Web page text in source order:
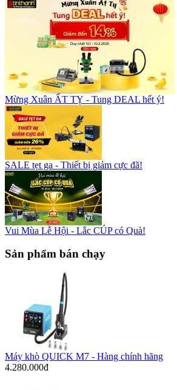
Mừng Xuân ẤT TỴ - Tung DEAL hết ý!
SALE tẹt ga - Thiết bị giảm cực đã!
Vui Mùa Lễ Hội - Lắc CÚP có Quà!
Sản phẩm bán chạy
Máy khò QUICK M7 - Hàng chính hãng
4.280.000đ